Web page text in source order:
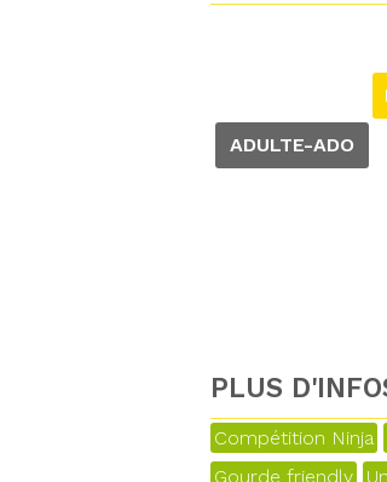
ADULTE-ADO
PLUS
Compétition Ninja
Gourde friendly